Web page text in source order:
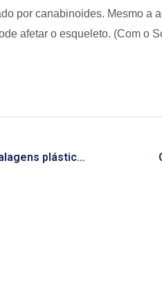
por canabinoides. Mesmo a
afetar o esqueleto. (Com o
Substâncias de embalagens plásticas elevam risco de diabetes e pressão alta